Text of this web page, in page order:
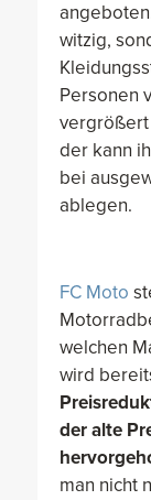
witzig,
Personen
vergrößert
der kann
bei
ablegen.
FC Moto
welchen
wird
der alte
man nicht